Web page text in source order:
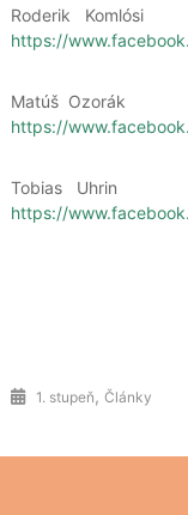
Roderik Komlósi
https://
Matúš Ozorák
https://
Tobias Uhrin
https://
1. stupeň , Články